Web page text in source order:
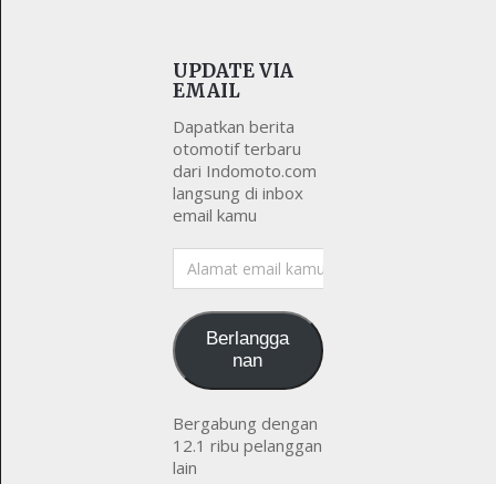
UPDATE VIA
EMAIL
Dapatkan berita
otomotif terbaru
dari Indomoto.com
langsung di inbox
email kamu
Alamat
email
Berlangga
nan
Bergabung dengan
12.1 ribu pelanggan
lain